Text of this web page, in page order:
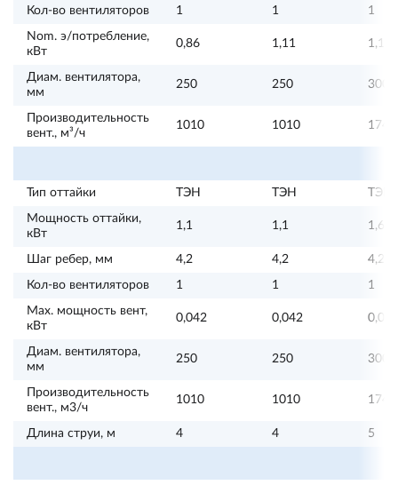
Кол-во вентиляторов 1 1 1
Nom. э/потребление,
кВт
0,86 1,11 1,13
Диам. вентилятора,
мм
250 250 300
Производительность
вент., м³/ч
1010 1010 1740
Тип оттайки ТЭН ТЭН ТЭН
Мощность оттайки,
кВт
1,1 1,1 1,61
Шаг ребер, мм 4,2 4,2 4,2
Кол-во вентиляторов 1 1 1
Max. мощность вент,
кВт
0,042 0,042 0,068
Диам. вентилятора,
мм
250 250 300
Производительность
вент., м3/ч
1010 1010 1740
Длина струи, м 4 4 5